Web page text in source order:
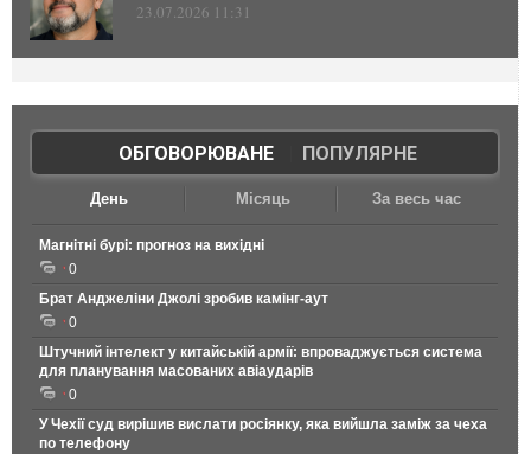
23.07.2026 11:31
ОБГОВОРЮВАНЕ| ПОПУЛЯРНЕ
День Місяць За весь час
Магнітні бурі: прогноз на вихідні
0
Брат Анджеліни Джолі зробив камінг-аут
0
Штучний інтелект у китайській армії: впроваджується система
для планування масованих авіаударів
0
У Чехії суд вирішив вислати росіянку, яка вийшла заміж за чеха
по телефону